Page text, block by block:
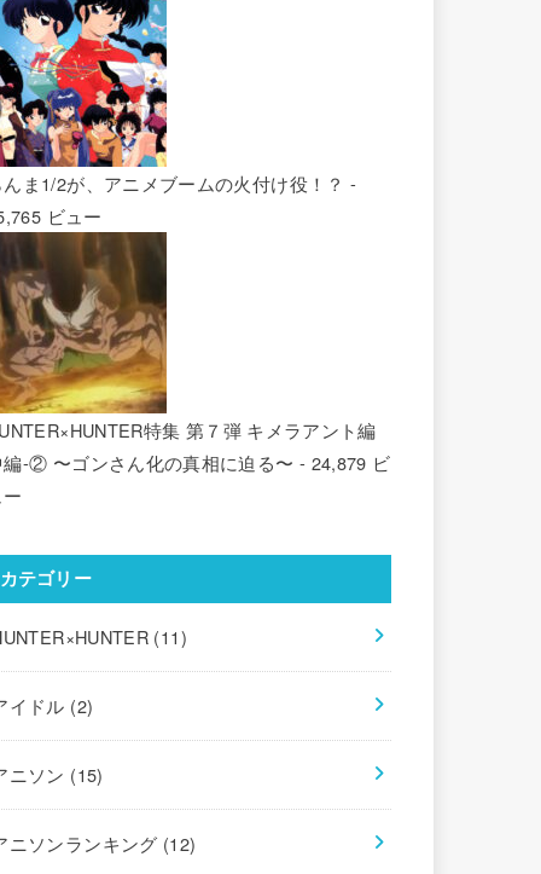
ま1/2が、アニメブームの火付け役！？ -
ビュー
特集 第７弾 キメラアント編
編-② 〜ゴンさん化の真相に迫る〜 - 24,879 ビ
カテゴリー
(11)
イドル (2)
ニソン (15)
ニソンランキング (12)